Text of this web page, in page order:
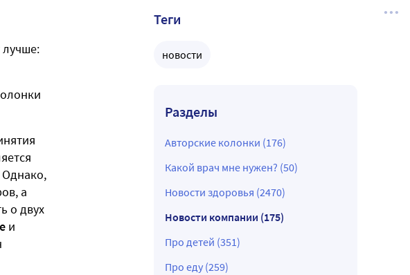
лучше:
Однако,
а
о двух
и
Теги
новости
Разделы
Авторские колонки (176)
Какой врач мне нужен? (50)
Новости здоровья (2470)
Новости компании (175)
Про детей (351)
Про еду (259)